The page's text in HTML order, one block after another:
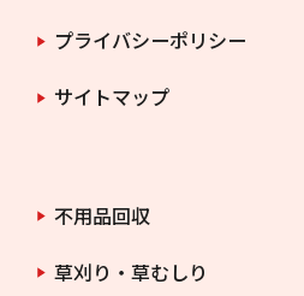
プライバシーポリシー
サイトマップ
不用品回収
草刈り・草むしり